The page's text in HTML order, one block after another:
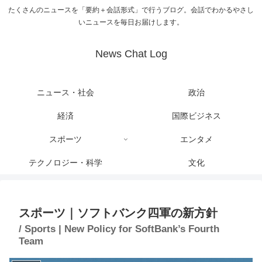
たくさんのニュースを「要約＋会話形式」で行うブログ。会話でわかるやさし
いニュースを毎日お届けします。
News Chat Log
ニュース・社会 政治
経済 国際ビジネス
スポーツ エンタメ
テクノロジー・科学 文化
スポーツ｜ソフトバンク四軍の新方針
/ Sports | New Policy for SoftBank’s Fourth
Team